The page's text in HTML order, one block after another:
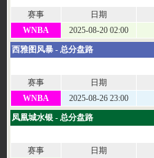
赛事
日期
WNBA
2025-08-20 02:00
西雅图风暴 - 总分盘路
赛事
日期
WNBA
2025-08-26 23:00
凤凰城水银 - 总分盘路
赛事
日期